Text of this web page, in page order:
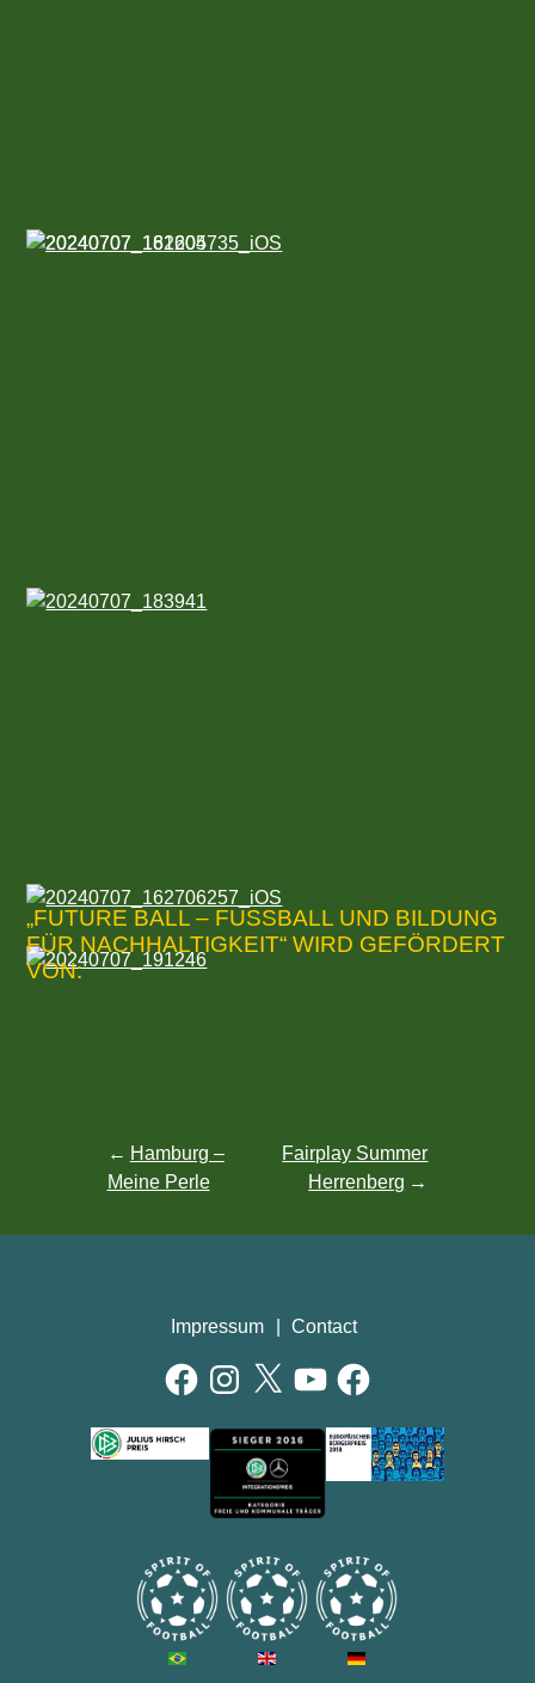
„FUTURE BALL – FUSSBALL UND BILDUNG F
ÜR NACHHALTIGKEIT“ WIRD GEFÖRDERT V
ON:
Hamburg –
Meine Perle
Fairplay Summer
Herrenberg
Impressum Contact
FacebookInstagram
X YouTubeFacebook
AWARDS